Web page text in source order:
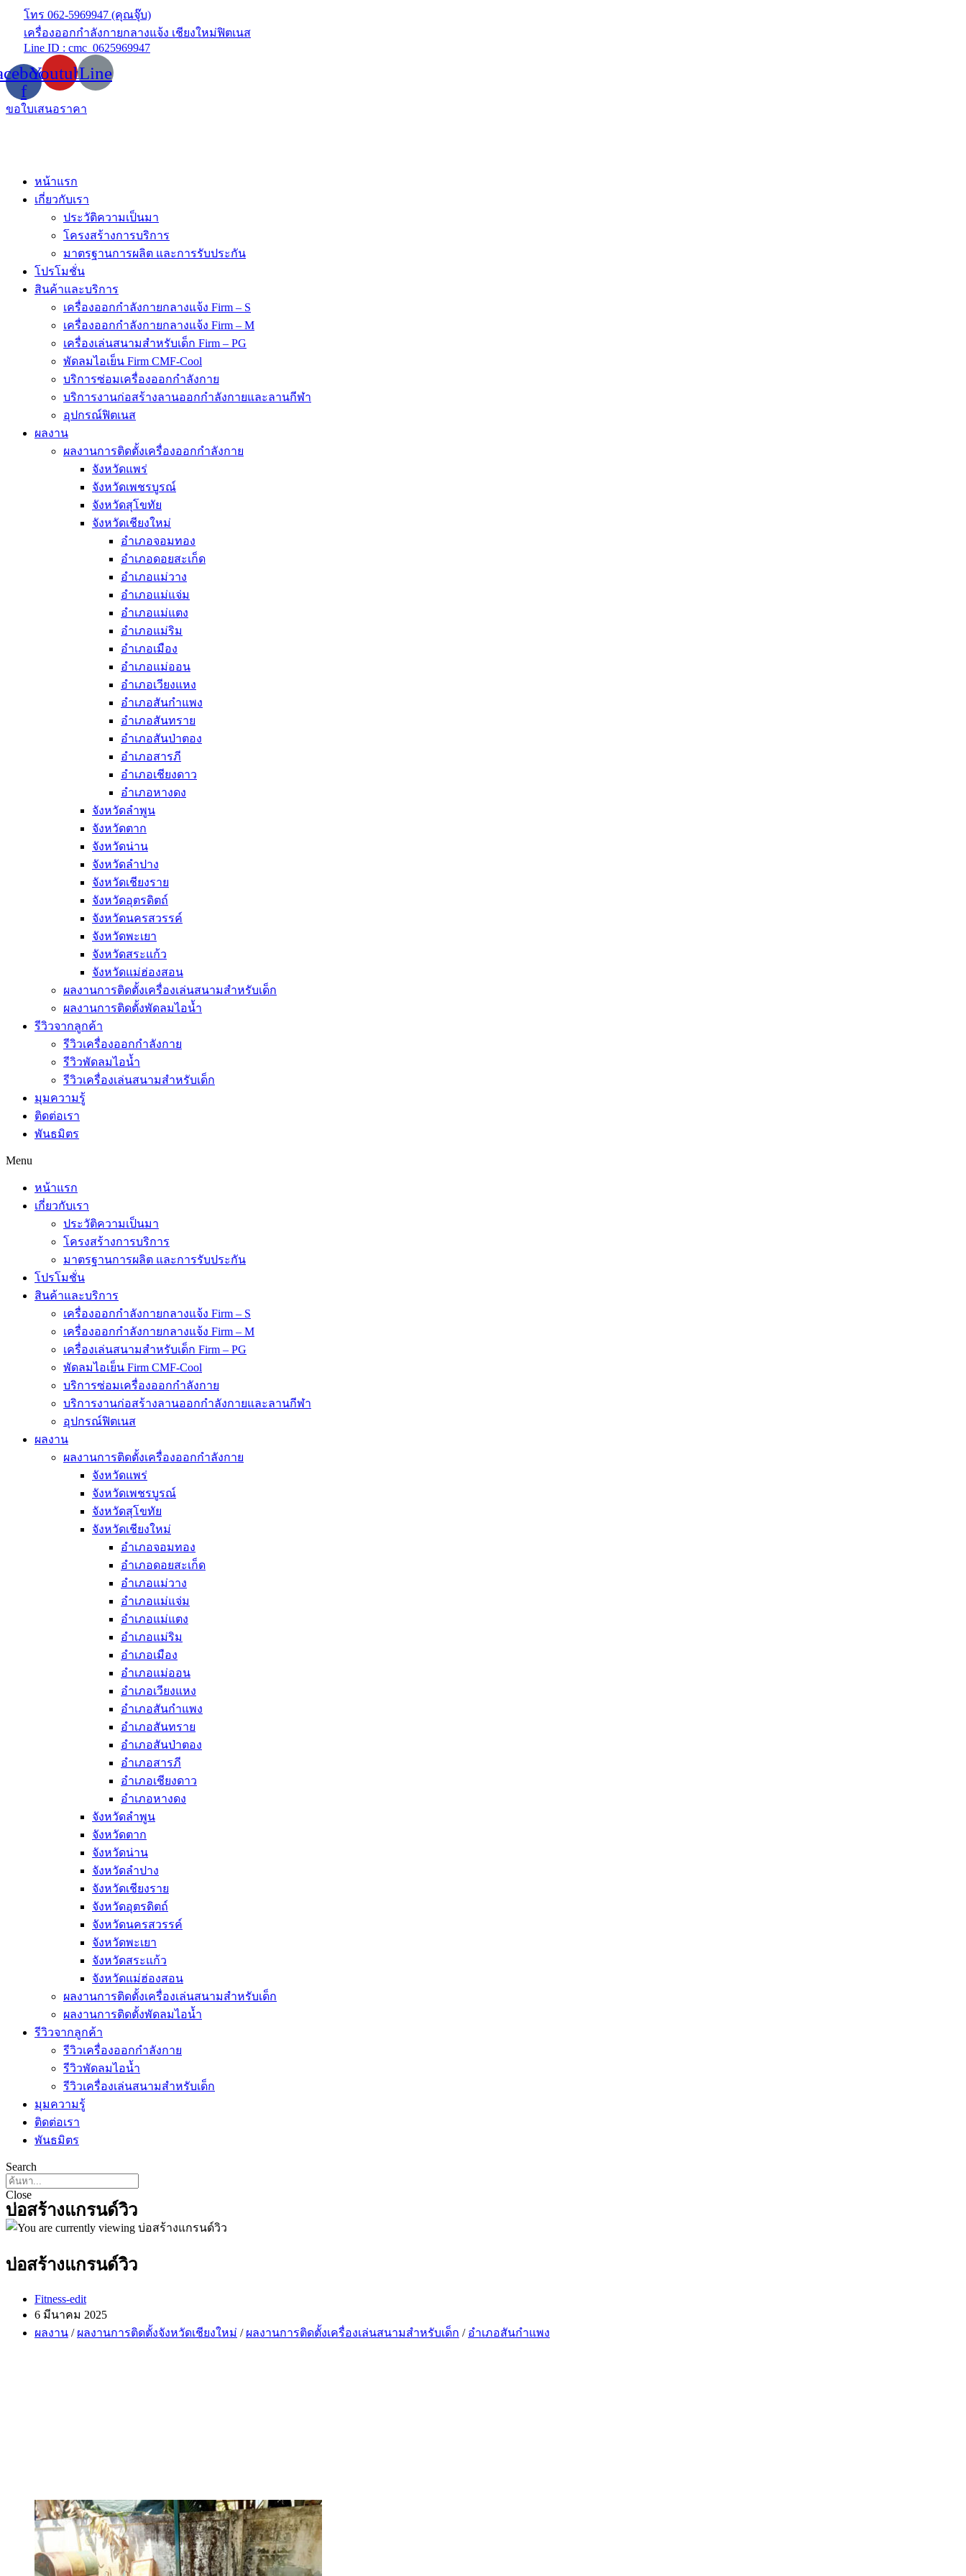
Skip
content
โทร 062-5969947 (คุณจุ๊บ)
เครื่องออกกำลังกายกลางแจ้ง เชียงใหม่ฟิตเนส
Line ID : cmc_0625969947
f
YoutubeLine
ขอใบเสนอราคา
หน้าแรก
เกี่ยวกับเรา
ประวัติความเป็นมา
โครงสร้างการบริการ
มาตรฐานการผลิต และการรับประกัน
โปรโมชั่น
สินค้าและบริการ
เครื่องออกกำลังกายกลางแจ้ง Firm – S
เครื่องออกกำลังกายกลางแจ้ง Firm – M
เครื่องเล่นสนามสำหรับเด็ก Firm – PG
พัดลมไอเย็น Firm CMF-Cool
บริการซ่อมเครื่องออกกำลังกาย
บริการงานก่อสร้างลานออกกำลังกายและลานกีฬา
อุปกรณ์ฟิตเนส
ผลงาน
ผลงานการติดตั้งเครื่องออกกำลังกาย
จังหวัดแพร่
จังหวัดเพชรบูรณ์
จังหวัดสุโขทัย
จังหวัดเชียงใหม่
อำเภอจอมทอง
อำเภอดอยสะเก็ด
อำเภอแม่วาง
อำเภอแม่แจ่ม
อำเภอแม่แตง
อำเภอแม่ริม
อำเภอเมือง
อำเภอแม่ออน
อำเภอเวียงแหง
อำเภอสันกำแพง
อำเภอสันทราย
อำเภอสันป่าตอง
อำเภอสารภี
อำเภอเชียงดาว
อำเภอหางดง
จังหวัดลำพูน
จังหวัดตาก
จังหวัดน่าน
จังหวัดลำปาง
จังหวัดเชียงราย
จังหวัดอุตรดิตถ์
จังหวัดนครสวรรค์
จังหวัดพะเยา
จังหวัดสระแก้ว
จังหวัดแม่ฮ่องสอน
ผลงานการติดตั้งเครื่องเล่นสนามสำหรับเด็ก
ผลงานการติดตั้งพัดลมไอน้ำ
รีวิวจากลูกค้า
รีวิวเครื่องออกกำลังกาย
รีวิวพัดลมไอน้ำ
รีวิวเครื่องเล่นสนามสำหรับเด็ก
มุมความรู้
ติดต่อเรา
พันธมิตร
Menu
หน้าแรก
เกี่ยวกับเรา
ประวัติความเป็นมา
โครงสร้างการบริการ
มาตรฐานการผลิต และการรับประกัน
โปรโมชั่น
สินค้าและบริการ
เครื่องออกกำลังกายกลางแจ้ง Firm – S
เครื่องออกกำลังกายกลางแจ้ง Firm – M
เครื่องเล่นสนามสำหรับเด็ก Firm – PG
พัดลมไอเย็น Firm CMF-Cool
บริการซ่อมเครื่องออกกำลังกาย
บริการงานก่อสร้างลานออกกำลังกายและลานกีฬา
อุปกรณ์ฟิตเนส
ผลงาน
ผลงานการติดตั้งเครื่องออกกำลังกาย
จังหวัดแพร่
จังหวัดเพชรบูรณ์
จังหวัดสุโขทัย
จังหวัดเชียงใหม่
อำเภอจอมทอง
อำเภอดอยสะเก็ด
อำเภอแม่วาง
อำเภอแม่แจ่ม
อำเภอแม่แตง
อำเภอแม่ริม
อำเภอเมือง
อำเภอแม่ออน
อำเภอเวียงแหง
อำเภอสันกำแพง
อำเภอสันทราย
อำเภอสันป่าตอง
อำเภอสารภี
อำเภอเชียงดาว
อำเภอหางดง
จังหวัดลำพูน
จังหวัดตาก
จังหวัดน่าน
จังหวัดลำปาง
จังหวัดเชียงราย
จังหวัดอุตรดิตถ์
จังหวัดนครสวรรค์
จังหวัดพะเยา
จังหวัดสระแก้ว
จังหวัดแม่ฮ่องสอน
ผลงานการติดตั้งเครื่องเล่นสนามสำหรับเด็ก
ผลงานการติดตั้งพัดลมไอน้ำ
รีวิวจากลูกค้า
รีวิวเครื่องออกกำลังกาย
รีวิวพัดลมไอน้ำ
รีวิวเครื่องเล่นสนามสำหรับเด็ก
มุมความรู้
ติดต่อเรา
พันธมิตร
Search
Close
บ่อสร้างแกรนด์วิว
บ่อสร้างแกรนด์วิว
Post
author:
Fitness-edit
Post
6 มีนาคม 2025
Post
category:
ผลงาน / ผลงานการติดตั้งจังหวัดเชียงใหม่ / ผลงานการติดตั้งเครื่องเล่นสนามสำหรับเด็ก / อำเภอสันกำแพง